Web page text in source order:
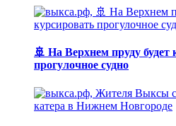
🚢 На Верхнем пруду будет
прогулочное судно